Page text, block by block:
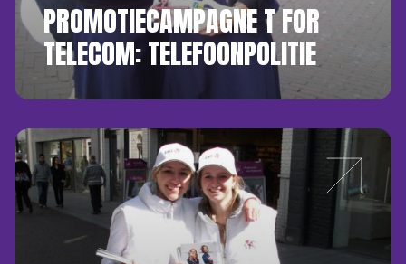
PROMOTIECAMPAGNE T FOR
TELECOM: TELEFOONPOLITIE